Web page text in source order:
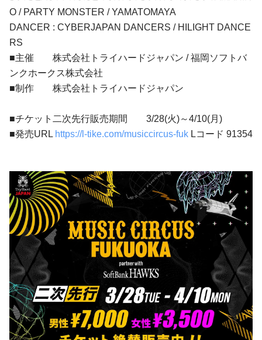
O / PARTY MONSTER / YAMATOMAYA
DANCER : CYBERJAPAN DANCERS / HILIGHT DANCE
RS
■主催 株式会社トライハードジャパン / 福岡ソフトバ
ンクホークス株式会社
■制作 株式会社トライハードジャパン
■チケット二次先行販売期間 3/28(火)～4/10(月)
■発売URL https://l-tike.com/musiccircus-fuk Lコード 91354